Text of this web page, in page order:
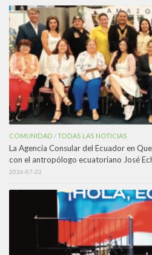
COMUNIDAD /TODAS LAS NOTICIAS
La Agencia Consular del Ecuador en
con el antropólogo ecuatoriano José
2026-07-22